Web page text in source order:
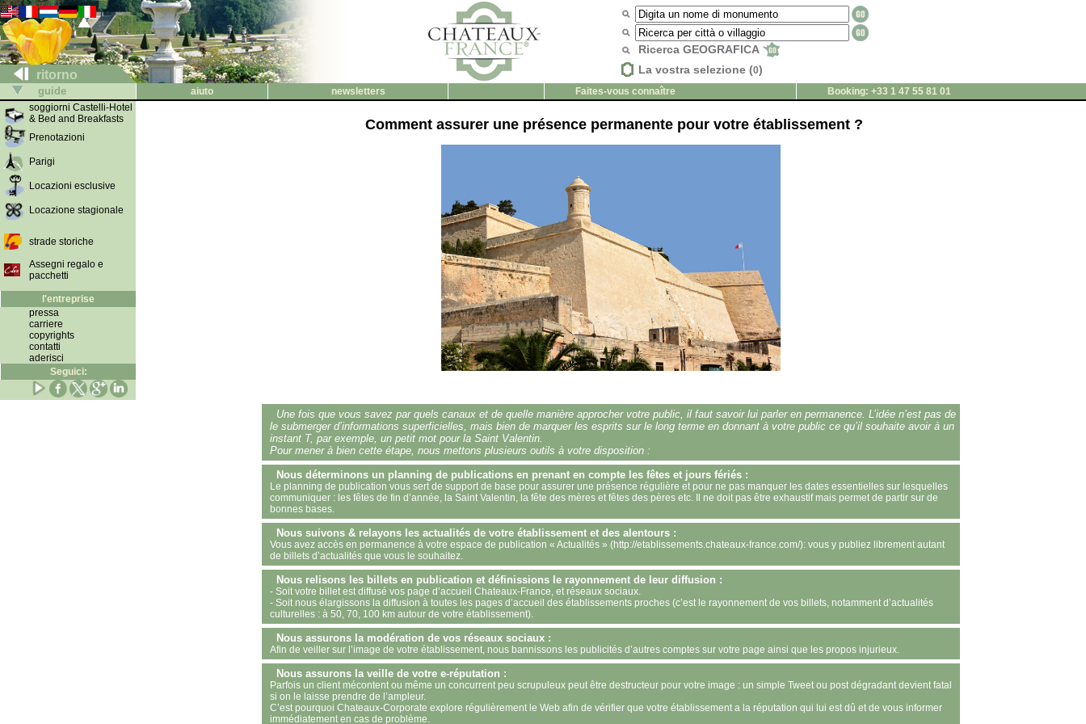
ritorno
Ricerca GEOGRAFICA
La vostra selezione (0)
guide aiuto newsletters Faites-vous connaître
Booking: +33 1 47 55 81 01
soggiorni Castelli-Hotel
& Bed and Breakfasts
Prenotazioni
Parigi
Locazioni esclusive
Locazione stagionale
strade storiche
Assegni regalo e
pacchetti
l'entreprise
pressa
carriere
copyrights
contatti
aderisci
Seguici:
Comment assurer une présence permanente pour votre établissement ?
Une fois que vous savez par quels canaux et de quelle manière approcher votre public, il faut savoir lui parler en permanence. L’idée n’est pas de
le submerger d’informations superficielles, mais bien de marquer les esprits sur le long terme en donnant à votre public ce qu’il souhaite avoir à un
instant T, par exemple, un petit mot pour la Saint Valentin.
Pour mener à bien cette étape, nous mettons plusieurs outils à votre disposition :
Nous déterminons un planning de publications en prenant en compte les fêtes et jours fériés :
Le planning de publication vous sert de support de base pour assurer une présence régulière et pour ne pas manquer les dates essentielles sur lesquelles
communiquer : les fêtes de fin d’année, la Saint Valentin, la fête des mères et fêtes des pères etc. Il ne doit pas être exhaustif mais permet de partir sur de
bonnes bases.
Nous suivons & relayons les actualités de votre établissement et des alentours :
Vous avez accès en permanence à votre espace de publication « Actualités » (http://etablissements.chateaux-france.com/): vous y publiez librement autant
de billets d’actualités que vous le souhaitez.
Nous relisons les billets en publication et définissions le rayonnement de leur diffusion :
- Soit votre billet est diffusé vos page d’accueil Chateaux-France, et réseaux sociaux.
- Soit nous élargissons la diffusion à toutes les pages d’accueil des établissements proches (c’est le rayonnement de vos billets, notamment d’actualités
culturelles : à 50, 70, 100 km autour de votre établissement).
Nous assurons la modération de vos réseaux sociaux :
Afin de veiller sur l’image de votre établissement, nous bannissons les publicités d’autres comptes sur votre page ainsi que les propos injurieux.
Nous assurons la veille de votre e-réputation :
Parfois un client mécontent ou même un concurrent peu scrupuleux peut être destructeur pour votre image : un simple Tweet ou post dégradant devient fatal
si on le laisse prendre de l’ampleur.
C’est pourquoi Chateaux-Corporate explore régulièrement le Web afin de vérifier que votre établissement a la réputation qui lui est dû et de vous informer
immédiatement en cas de problème.